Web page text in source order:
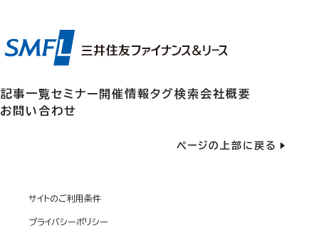
記事一覧セミナー開催情報タグ検索会社概要
お問い合わせ
ページの上部に戻る
サイトのご利用条件
プライバシーポリシー